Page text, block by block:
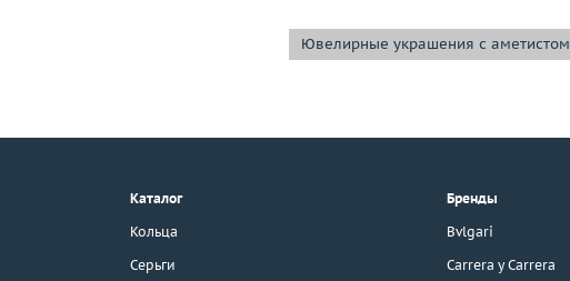
г. Москва, Тихвинский пер., д. 7,
3D-тур по шоуруму
Ювелирные украшения с аметистом
Каталог
Кольца
Серьги
Бренды
Bvlgari
Carrera y Carrera